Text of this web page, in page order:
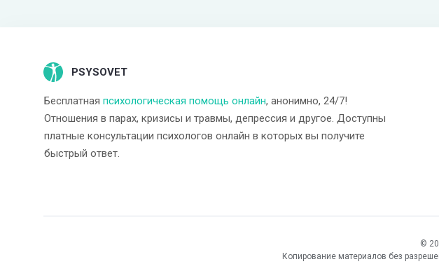
PSYSOVET
Бесплатная психологическая помощь онлайн, анонимно, 24/7!
Отношения в парах, кризисы и травмы, депрессия и другое. Доступны
платные консультации психологов онлайн в которых вы получите
быстрый ответ.
©
Копирование материалов без